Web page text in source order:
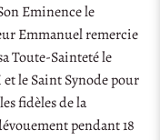
Eminence le
Emmanuel remercie
Toute-Sainteté le
le Saint Synode pour
fidèles de la
pendant 18